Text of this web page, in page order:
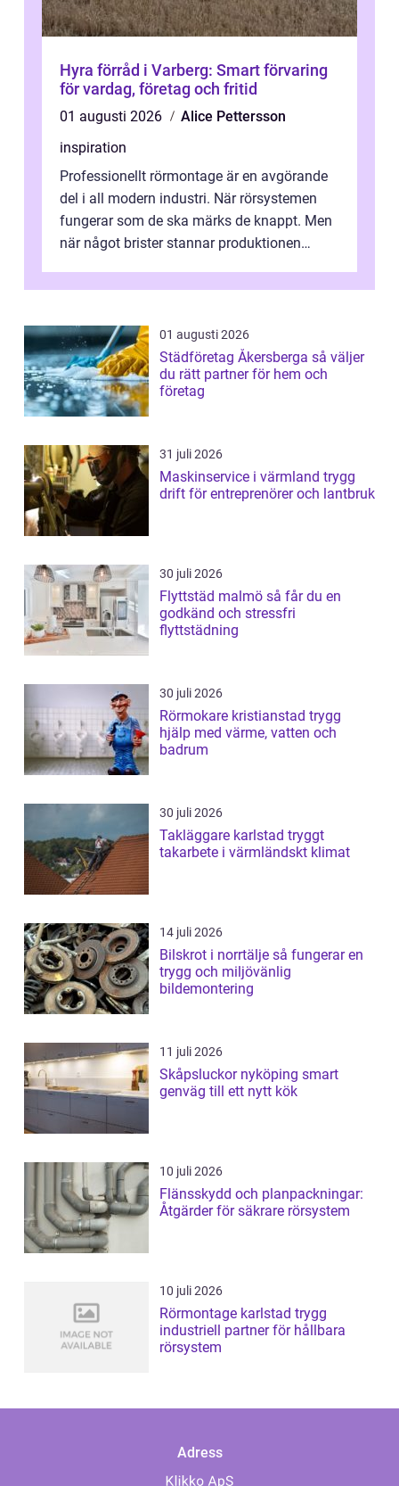
Hyra förråd i Varberg: Smart förvaring
för vardag, företag och fritid
01 augusti 2026
Alice Pettersson
inspiration
Professionellt rörmontage är en avgörande
del i all modern industri. När rörsystemen
fungerar som de ska märks de knappt. Men
när något brister stannar produktionen
01 augusti 2026
Städföretag Åkersberga så väljer
du rätt partner för hem och
företag
31 juli 2026
Maskinservice i värmland trygg
drift för entreprenörer och lantbruk
30 juli 2026
Flyttstäd malmö så får du en
godkänd och stressfri
flyttstädning
30 juli 2026
Rörmokare kristianstad trygg
hjälp med värme, vatten och
badrum
30 juli 2026
Takläggare karlstad tryggt
takarbete i värmländskt klimat
14 juli 2026
Bilskrot i norrtälje så fungerar en
trygg och miljövänlig
bildemontering
11 juli 2026
Skåpsluckor nyköping smart
genväg till ett nytt kök
10 juli 2026
Flänsskydd och planpackningar:
Åtgärder för säkrare rörsystem
10 juli 2026
Rörmontage karlstad trygg
industriell partner för hållbara
rörsystem
Adress